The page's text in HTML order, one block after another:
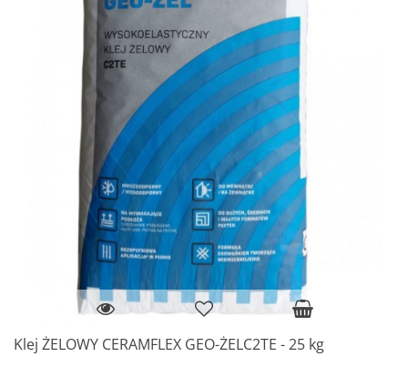
Klej ŻELOWY CERAMFLEX GEO-ŻELC2TE - 25 kg